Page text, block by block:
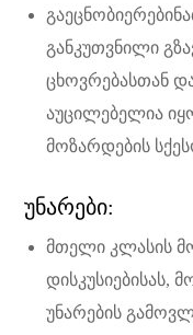
განკუთვნილი
ცხოვრებასთან
აუცილებელია
მოზარდების
უნარები:
მთელი კლასის
დისკუსიებისას,
უნარების